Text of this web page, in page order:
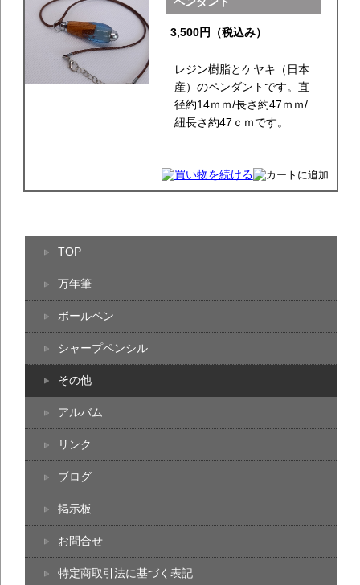
3,500円（税込み）
レジン樹脂とケヤキ（日本
産）のペンダントです。直
径約14ｍｍ/長さ約47ｍｍ/
紐長さ約47ｃｍです。
TOP
万年筆
ボールペン
シャープペンシル
その他
アルバム
リンク
ブログ
掲示板
お問合せ
特定商取引法に基づく表記